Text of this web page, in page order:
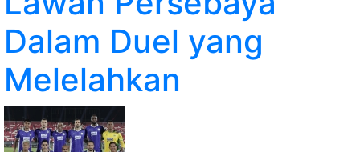
Dalam Duel yang
Melelahkan